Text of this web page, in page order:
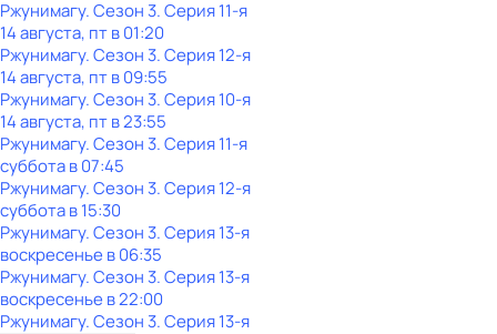
Ржунимагу. Сезон 3. Серия 11-я
14 августа, пт в 01:20
Ржунимагу. Сезон 3. Серия 12-я
14 августа, пт в 09:55
Ржунимагу. Сезон 3. Серия 10-я
14 августа, пт в 23:55
Ржунимагу. Сезон 3. Серия 11-я
субботав07:45
Ржунимагу. Сезон 3. Серия 12-я
субботав15:30
Ржунимагу. Сезон 3. Серия 13-я
воскресенье в06:35
Ржунимагу. Сезон 3. Серия 13-я
воскресенье в22:00
Ржунимагу. Сезон 3. Серия 13-я